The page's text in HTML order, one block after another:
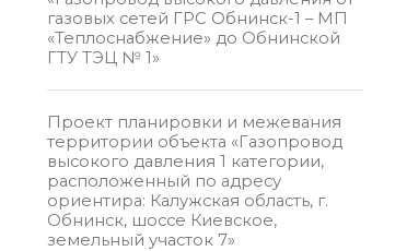
газовых сетей ГРС Обнинск-1 – МП
«Теплоснабжение» до Обнинской
ГТУ ТЭЦ № 1»
Проект планировки и межевания
территории объекта «Газопровод
высокого давления 1 категории,
расположенный по адресу
ориентира: Калужская область, г.
Обнинск, шоссе Киевское,
земельный участок 7»